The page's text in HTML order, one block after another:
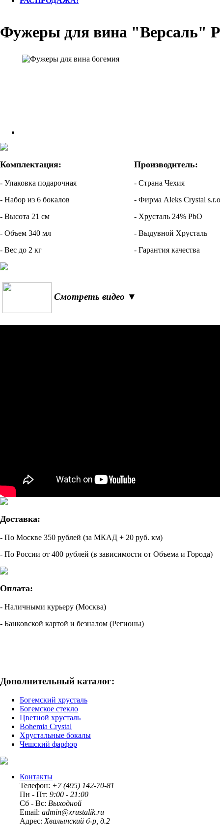
Фужеры для вина "Версаль"
Комплектация:
- Упаковка подарочная
- Набор из 6 бокалов
- Высота 21 см
- Объем 340 мл
- Вес до 2 кг
Производитель:
- Страна Чехия
- Фирма Aleks Crystal
- Хрусталь 24% PbO
- Выдувной Хрусталь
- Гарантия качества
Смотреть видео ▼
Доставка:
- По Москве 350 рублей (за МКАД + 20 руб. км)
- По России от 400 рублей (в зависимости от Объема и Города)
Оплата:
- Наличными курьеру (Москва)
- Банковской картой и безналом (Регионы)
Дополнительный каталог:
Богемский хрусталь
Богемское стекло
Цветной хрусталь
Bohemia Crystal
Хрустальные бокалы
Чешский фарфор
Контакты
Телефон: +7 (495) 142-70-81
Пн - Пт: 9:00 - 21:00
Сб - Вс: Выходной
Email: admin@xrustalik.ru
Адрес:Хвалынский б-р, д.2